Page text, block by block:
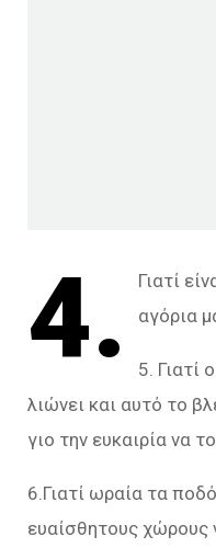
4.
Γιατί
αγόρια
5. Γιατί
λιώνει και αυτό το
γιο την ευκαιρία να
6.Γιατί ωραία τα
ευαίσθητους χώρους